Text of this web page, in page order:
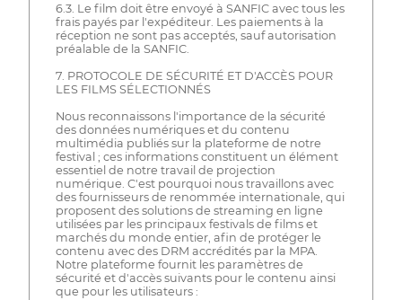
6.3. Le film doit être envoyé à SANFIC avec tous les
frais payés par l'expéditeur. Les paiements à la
réception ne sont pas acceptés, sauf autorisation
préalable de la SANFIC.
7. PROTOCOLE DE SÉCURITÉ ET D'ACCÈS POUR
LES FILMS SÉLECTIONNÉS
Nous reconnaissons l'importance de la sécurité
des données numériques et du contenu
multimédia publiés sur la plateforme de notre
festival ; ces informations constituent un élément
essentiel de notre travail de projection
numérique. C'est pourquoi nous travaillons avec
des fournisseurs de renommée internationale, qui
proposent des solutions de streaming en ligne
utilisées par les principaux festivals de films et
marchés du monde entier, afin de protéger le
contenu avec des DRM accrédités par la MPA.
Notre plateforme fournit les paramètres de
sécurité et d'accès suivants pour le contenu ainsi
que pour les utilisateurs :